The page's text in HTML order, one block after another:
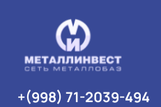
+(998) 71-2039-494